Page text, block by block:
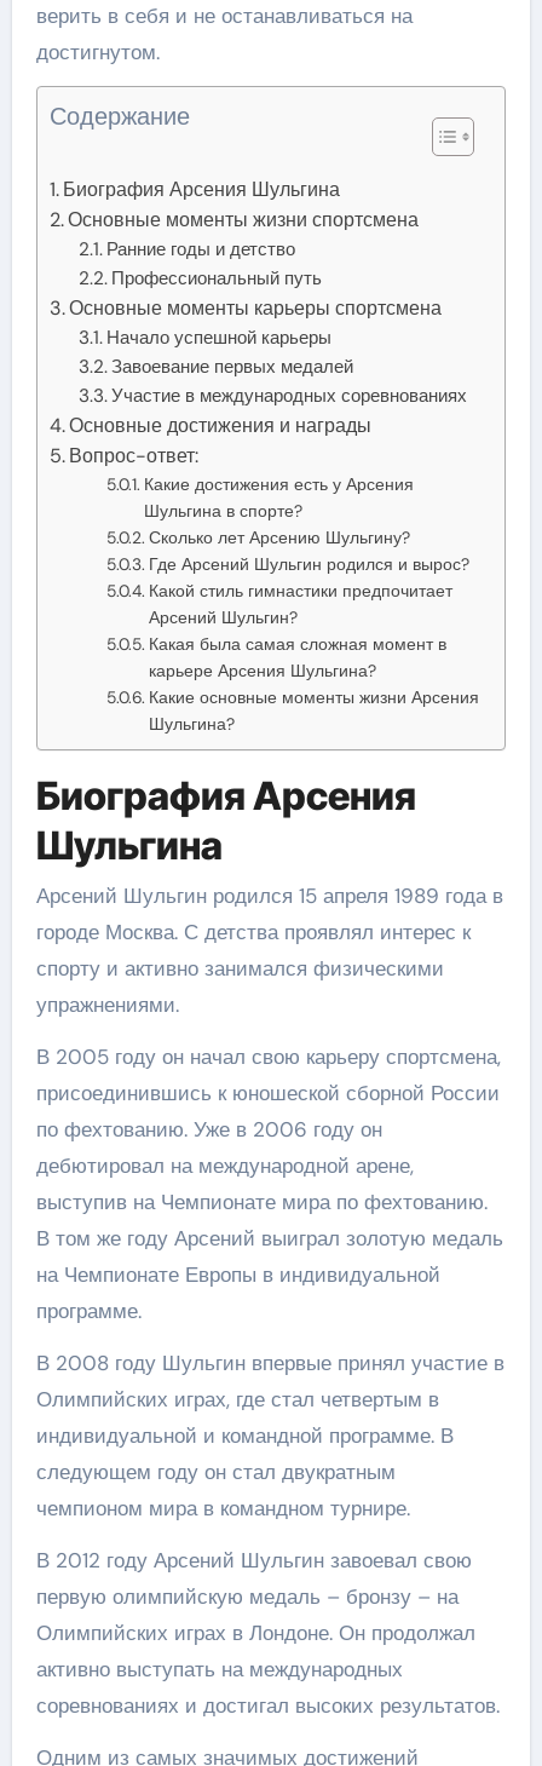
верить в себя и не останавливаться на
достигнутом.
Содержание
Биография Арсения Шульгина
Основные моменты жизни спортсмена
Ранние годы и детство
Профессиональный путь
Основные моменты карьеры спортсмена
Начало успешной карьеры
Завоевание первых медалей
Участие в международных соревнованиях
Основные достижения и награды
Вопрос-ответ:
Какие достижения есть у Арсения
Шульгина в спорте?
Сколько лет Арсению Шульгину?
Где Арсений Шульгин родился и вырос?
Какой стиль гимнастики предпочитает
Арсений Шульгин?
Какая была самая сложная момент в
карьере Арсения Шульгина?
Какие основные моменты жизни Арсения
Шульгина?
Биография Арсения
Шульгина
Арсений Шульгин родился 15 апреля 1989 года в
городе Москва. С детства проявлял интерес к
спорту и активно занимался физическими
упражнениями.
В 2005 году он начал свою карьеру спортсмена,
присоединившись к юношеской сборной России
по фехтованию. Уже в 2006 году он
дебютировал на международной арене,
выступив на Чемпионате мира по фехтованию.
В том же году Арсений выиграл золотую медаль
на Чемпионате Европы в индивидуальной
программе.
В 2008 году Шульгин впервые принял участие в
Олимпийских играх, где стал четвертым в
индивидуальной и командной программе. В
следующем году он стал двукратным
чемпионом мира в командном турнире.
В 2012 году Арсений Шульгин завоевал свою
первую олимпийскую медаль – бронзу – на
Олимпийских играх в Лондоне. Он продолжал
активно выступать на международных
соревнованиях и достигал высоких результатов.
Одним из самых значимых достижений